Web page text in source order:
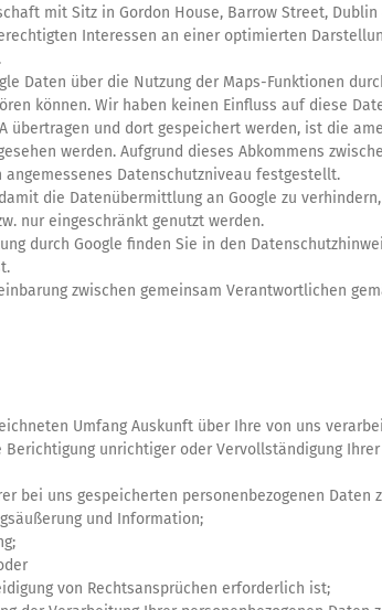
mit Sitz in Gordon House, Barrow Street, Dublin
Interessen an einer optimierten
Daten über die Nutzung der Maps-Funktionen
können. Wir haben keinen Einfluss auf diese
und dort gespeichert werden, ist die
werden. Aufgrund dieses Abkommens
Datenschutzniveau festgestellt.
die Datenübermittlung an Google zu
nur eingeschränkt genutzt werden.
durch Google finden Sie in den
zwischen gemeinsam Verantwortlichen
Umfang Auskunft über Ihre von uns
Berichtigung unrichtiger oder Vervollständigung
bei uns gespeicherten personenbezogenen
und Information;
von Rechtsansprüchen erforderlich ist;